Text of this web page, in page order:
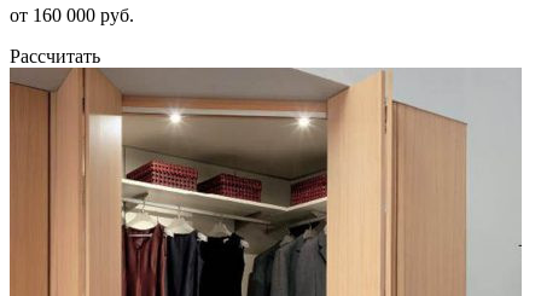
от 160 000 руб.
Рассчитать